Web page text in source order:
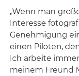
„Wenn man
Interesse
Genehmigung
einen Piloten,
Ich arbeite
meinem Freund